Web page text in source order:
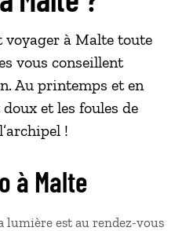
voyager à Malte toute
vous conseillent
Au printemps et en
et les foules de
!
à Malte
lumière est au rendez-vous